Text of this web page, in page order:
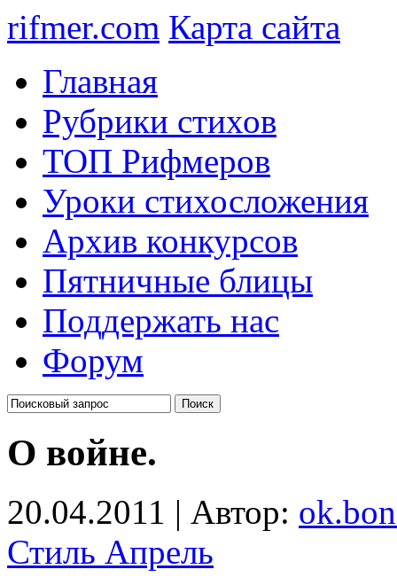
rifmer.com Карта сайта
Главная
Рубрики стихов
ТОП Рифмеров
Уроки стихосложения
Архив конкурсов
Пятничные блицы
Поддержать нас
Форум
О войне.
20.04.2011 | Автор:
Стиль Апрель